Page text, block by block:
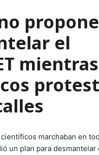
propone
el
mientras
marchaban en
un plan para desmantelar